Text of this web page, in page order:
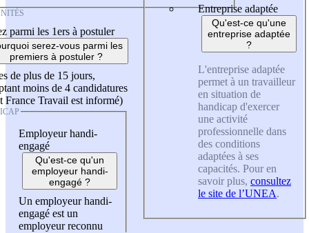
parmi les 1ers à postuler
serez-vous parmi les
premiers à postuler ?
de plus de 15 jours,
moins de 4 candidatures
France Travail est informé)
Employeur handi-
engagé
Qu'est-ce qu'un
employeur handi-
engagé ?
Un employeur handi-
engagé est un
employeur reconnu
Entreprise adaptée
Qu'est-ce qu'une
entreprise adaptée
?
L'entreprise adaptée
permet à un travailleur
en situation de
handicap d'exercer
une activité
professionnelle dans
des conditions
adaptées à ses
capacités. Pour en
savoir plus, consultez
le site de l’UNEA.